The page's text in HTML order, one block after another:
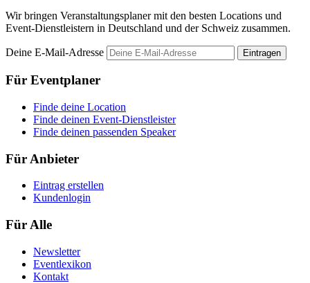
Wir bringen Veranstaltungsplaner mit den besten Locations und
Event-Dienstleistern in Deutschland und der Schweiz zusammen.
Deine E-Mail-Adresse Eintragen
Für Eventplaner
Finde deine Location
Finde deinen Event-Dienstleister
Finde deinen passenden Speaker
Für Anbieter
Eintrag erstellen
Kundenlogin
Für Alle
Newsletter
Eventlexikon
Kontakt